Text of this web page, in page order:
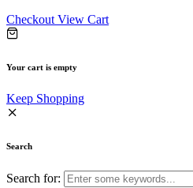
Checkout View Cart
Your cart is empty
Keep Shopping
Search
Search for: